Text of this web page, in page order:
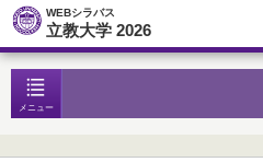
WEBシラバス
立教大学 2026
メニュー